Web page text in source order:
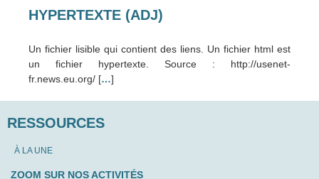
HYPERTEXTE (ADJ)
Un fichier lisible qui contient des liens. Un fichier html est
un fichier hypertexte. Source : http://usenet-
fr.news.eu.org/ […]
RESSOURCES
À LA UNE
ZOOM SUR NOS ACTIVITÉS